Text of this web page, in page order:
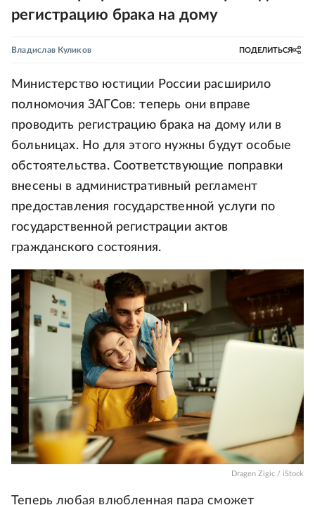
регистрацию брака на дому
Владислав Куликов ПОДЕЛИТЬСЯ
Министерство юстиции России расширило
полномочия ЗАГСов: теперь они вправе
проводить регистрацию брака на дому или в
больницах. Но для этого нужны будут особые
обстоятельства. Соответствующие поправки
внесены в административный регламент
предоставления государственной услуги по
государственной регистрации актов
гражданского состояния.
Dragen Zigic / iStock
Теперь любая влюбленная пара сможет